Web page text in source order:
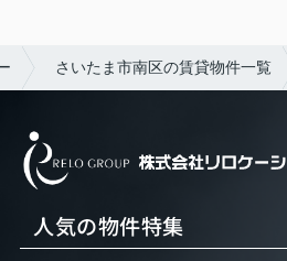
さいたま市南区の賃貸物件一覧
人気の物件特集